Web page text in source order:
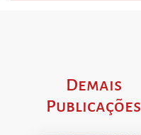
Demais
Publicações